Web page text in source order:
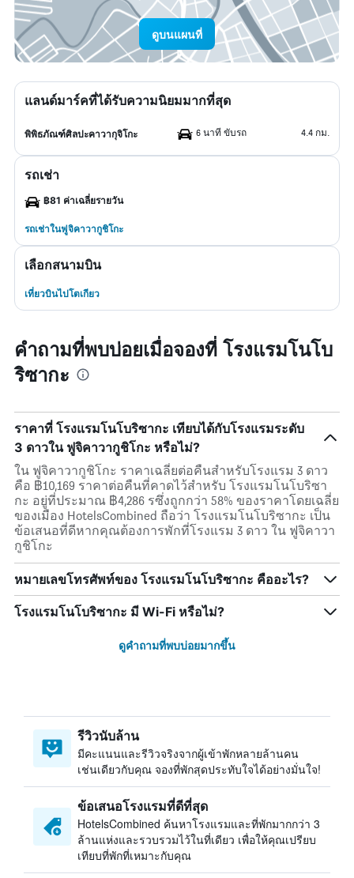
ดูบนแผนที่
แลนด์มาร์คที่ได้รับความนิยมมากที่สุด
พิพิธภัณฑ์ศิลปะคาวากุจิโกะ 6 นาที ขับรถ 4.4 กม.
รถเช่า
฿81 ค่าเฉลี่ยรายวัน
รถเช่าในฟูจิคาวากูชิโกะ
เลือกสนามบิน
เที่ยวบินไปโตเกียว
คำถามที่พบบ่อยเมื่อจองที่ โรงแรมโนโบ
ริซากะ
ราคาที่ โรงแรมโนโบริซากะ เทียบได้กับโรงแรมระดับ
3 ดาวใน ฟูจิคาวากูชิโกะ หรือไม่?
ใน ฟูจิคาวากูชิโกะ ราคาเฉลี่ยต่อคืนสำหรับโรงแรม 3 ดาว
คือ ฿10,169 ราคาต่อคืนที่คาดไว้สำหรับ โรงแรมโนโบริซา
กะ อยู่ที่ประมาณ ฿4,286 รซึ่งถูกกว่า 58% ของราคาโดยเฉลี่ย
ของเมือง HotelsCombined ถือว่า โรงแรมโนโบริซากะ เป็น
ข้อเสนอที่ดีหากคุณต้องการพักที่โรงแรม 3 ดาว ใน ฟูจิคาวา
กูชิโกะ
หมายเลขโทรศัพท์ของ โรงแรมโนโบริซากะ คืออะไร?
โรงแรมโนโบริซากะ มี Wi-Fi หรือไม่?
ดูคำถามที่พบบ่อยมากขึ้น
รีวิวนับล้าน
มีคะแนนและรีวิวจริงจากผู้เข้าพักหลายล้านคน
เช่นเดียวกับคุณ จองที่พักสุดประทับใจได้อย่างมั่นใจ!
ข้อเสนอโรงแรมที่ดีที่สุด
HotelsCombined ค้นหาโรงแรมและที่พักมากกว่า 3
ล้านแห่งและรวบรวมไว้ในที่เดียว เพื่อให้คุณเปรียบ
เทียบที่พักที่เหมาะกับคุณ